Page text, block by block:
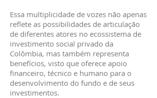
Essa multiplicidade de vozes não apenas
reflete as possibilidades de articulação
de diferentes atores no ecossistema de
investimento social privado da
Colômbia, mas também representa
benefícios, visto que oferece apoio
financeiro, técnico e humano para o
desenvolvimento do fundo e de seus
investimentos.